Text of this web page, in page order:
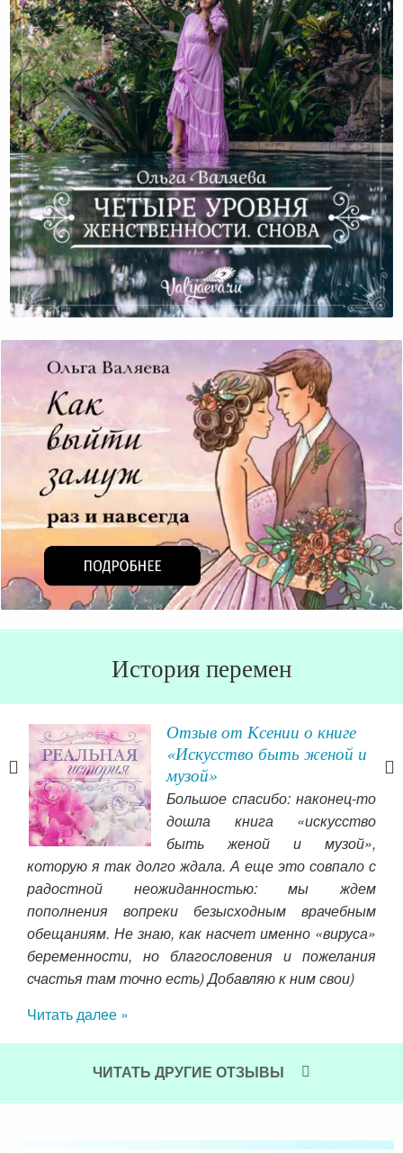
Четыре Уровня Женственности. Снова.
История перемен
Отзыв от Ксении о книге
«Искусство быть женой и
музой»
Большое спасибо: наконец-то
дошла книга «искусство
быть женой и музой»,
которую я так долго ждала. А еще это совпало с
радостной неожиданностью: мы ждем
пополнения вопреки безысходным врачебным
обещаниям. Не знаю, как насчет именно «вируса»
беременности, но благословения и пожелания
счастья там точно есть) Добавляю к ним свои)
Читать далее »
ЧИТАТЬ ДРУГИЕ ОТЗЫВЫ